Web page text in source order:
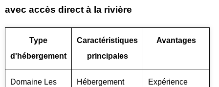
avec accès direct à la rivière
Type
d'hébergement
Caractéristiques
principales
Avantages
Domaine Les
Hébergement
Expérience